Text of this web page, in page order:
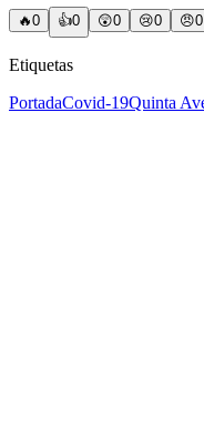
🔥0 👍0 😲0 😢0 😠0
Etiquetas
PortadaCovid-19Quinta